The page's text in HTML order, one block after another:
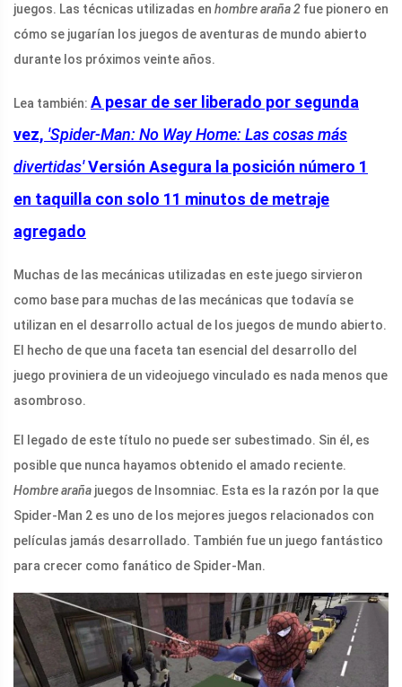
juegos. Las técnicas utilizadas en hombre araña 2 fue pionero en
cómo se jugarían los juegos de aventuras de mundo abierto
durante los próximos veinte años.
Lea también: A pesar de ser liberado por segunda
vez, 'Spider-Man: No Way Home: Las cosas más
divertidas'Versión Asegura la posición número 1
en taquilla con solo 11 minutos de metraje
agregado
Muchas de las mecánicas utilizadas en este juego sirvieron
como base para muchas de las mecánicas que todavía se
utilizan en el desarrollo actual de los juegos de mundo abierto.
El hecho de que una faceta tan esencial del desarrollo del
juego proviniera de un videojuego vinculado es nada menos que
asombroso.
El legado de este título no puede ser subestimado. Sin él, es
posible que nunca hayamos obtenido el amado reciente.
Hombre araña juegos de Insomniac. Esta es la razón por la que
Spider-Man 2 es uno de los mejores juegos relacionados con
películas jamás desarrollado. También fue un juego fantástico
para crecer como fanático de Spider-Man.